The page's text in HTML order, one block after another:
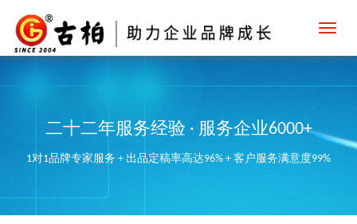
二十二年服务经验 · 服务企业6000+
1对1品牌专家服务 + 出品定稿率高达96% + 客户服务满意度99%